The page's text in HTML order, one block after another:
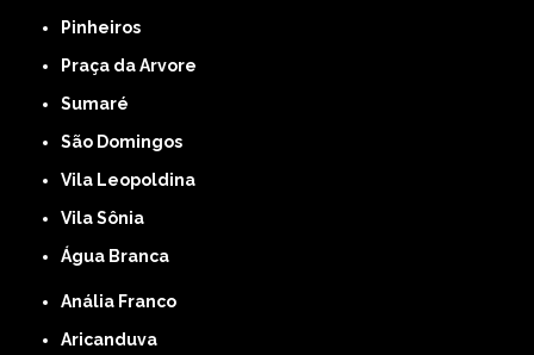
Pinheiros
Praça da Arvore
Sumaré
São Domingos
Vila Leopoldina
Vila Sônia
Água Branca
Anália Franco
Aricanduva